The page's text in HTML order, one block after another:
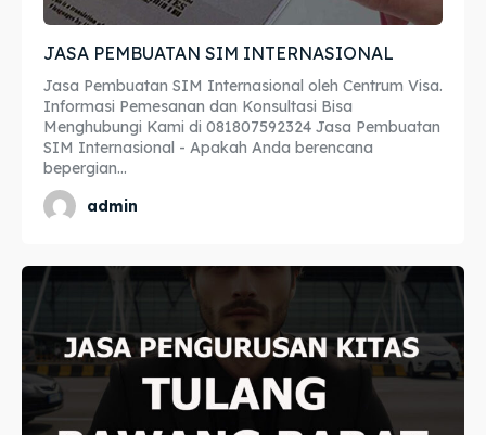
Asuransi
Asuransi
JASA PEMBUATAN SIM INTERNASIONAL
Jasa Pembuatan SIM Internasional oleh Centrum Visa.
Informasi Pemesanan dan Konsultasi Bisa
Menghubungi Kami di 081807592324 Jasa Pembuatan
SIM Internasional - Apakah Anda berencana
bepergian...
admin